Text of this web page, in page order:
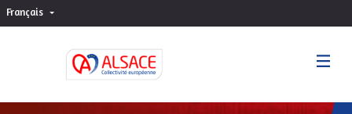
Français Choisir la langue